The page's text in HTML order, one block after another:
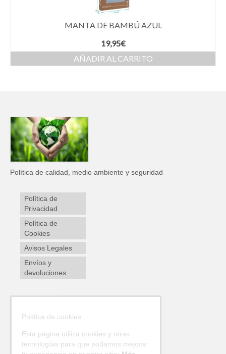
MANTA DE BAMBÚ AZUL
19,95€
AÑADIR AL CARRITO
Política de calidad, medio ambiente y seguridad
Política de
Privacidad
Política de
Cookies
Avisos Legales
Envíos y
devoluciones
Política de cookies
Esta página utiliza cookies y otras
tecnologías para que podamos mejorar